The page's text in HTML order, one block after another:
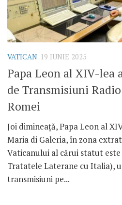
VATICAN 19 IUNIE 2025
Papa Leon al XIV-lea
de Transmisiuni
Romei
Joi dimineață, Papa Leon al
Maria di Galeria, în zona
Vaticanului al cărui statut
Tratatele Laterane cu Italia),
transmisiuni pe...